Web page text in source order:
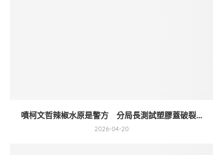
噴柯文哲辣椒水原是警方 分局長測試塑膠蓋破裂...
2026-04-20